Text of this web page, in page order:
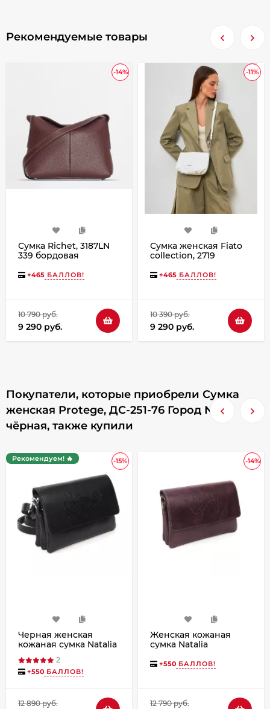
Рекомендуемые товары
-14%
Сумка Richet, 3187LN
339 бордовая
+465 БАЛЛОВ!
10 790 руб.
9 290 руб.
-11%
Сумка женская Fiato
collection, 2719
+465 БАЛЛОВ!
10 390 руб.
9 290 руб.
Покупатели, которые приобрели Сумка
женская Protege, ДС-251-76 Город №7
чёрная, также купили
-15%
Рекомендуем! 🔥
Черная женская
кожаная сумка Natalia
Растение
2
+550 БАЛЛОВ!
12 890 руб.
-14%
Женская кожаная
сумка Natalia
«Дария»
+550 БАЛЛОВ!
12 790 руб.